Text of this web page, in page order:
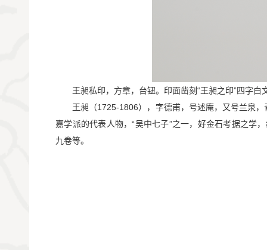
王昶私印，方章，台钮。印面凿刻“王昶之印”四字白
王昶（1725-1806），字德甫，号述庵，又号兰泉，
嘉学派的代表人物，“吴中七子”之一，好金石考据之学
九卷等。